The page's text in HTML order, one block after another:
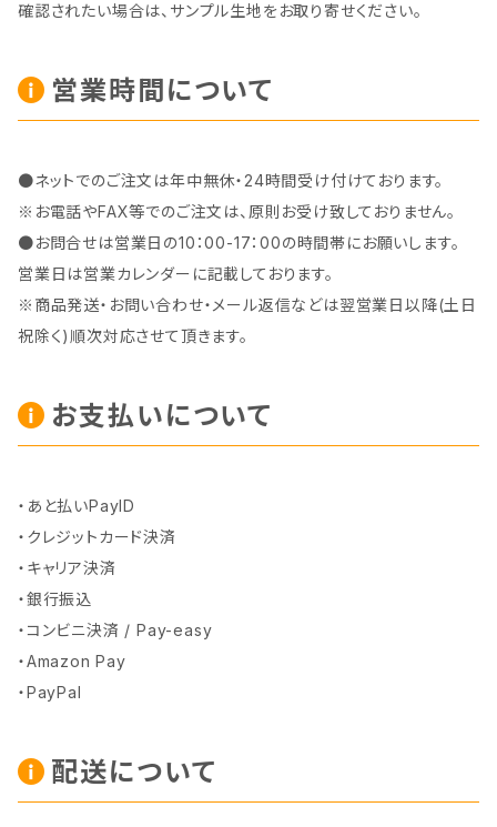
確認されたい場合は、サンプル生地をお取り寄せください。
営業時間について
●ネットでのご注文は年中無休・24時間受け付けております。
※お電話やFAX等でのご注文は、原則お受け致しておりません。
●お問合せは営業日の10：00-17：00の時間帯にお願いします。
営業日は営業カレンダーに記載しております。
※商品発送・お問い合わせ・メール返信などは翌営業日以降(土日
祝除く)順次対応させて頂きます。
お支払いについて
・あと払いPayID
・クレジットカード決済
・キャリア決済
・銀行振込
・コンビニ決済 / Pay-easy
・Amazon Pay
・PayPal
配送について